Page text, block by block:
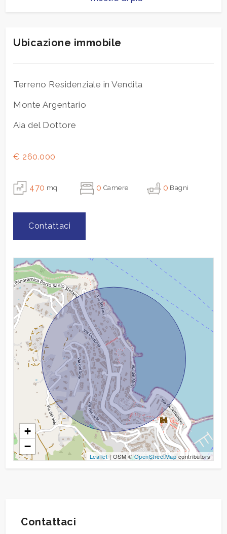
Ubicazione immobile
Terreno Residenziale in Vendita
Monte Argentario
Aia del Dottore
€ 260.000
470 mq 0 Camere 0 Bagni
Contattaci
+
−
Leaflet | OSM ©OpenStreetMap contributors
Contattaci
3
4
1
2
5+
Camere